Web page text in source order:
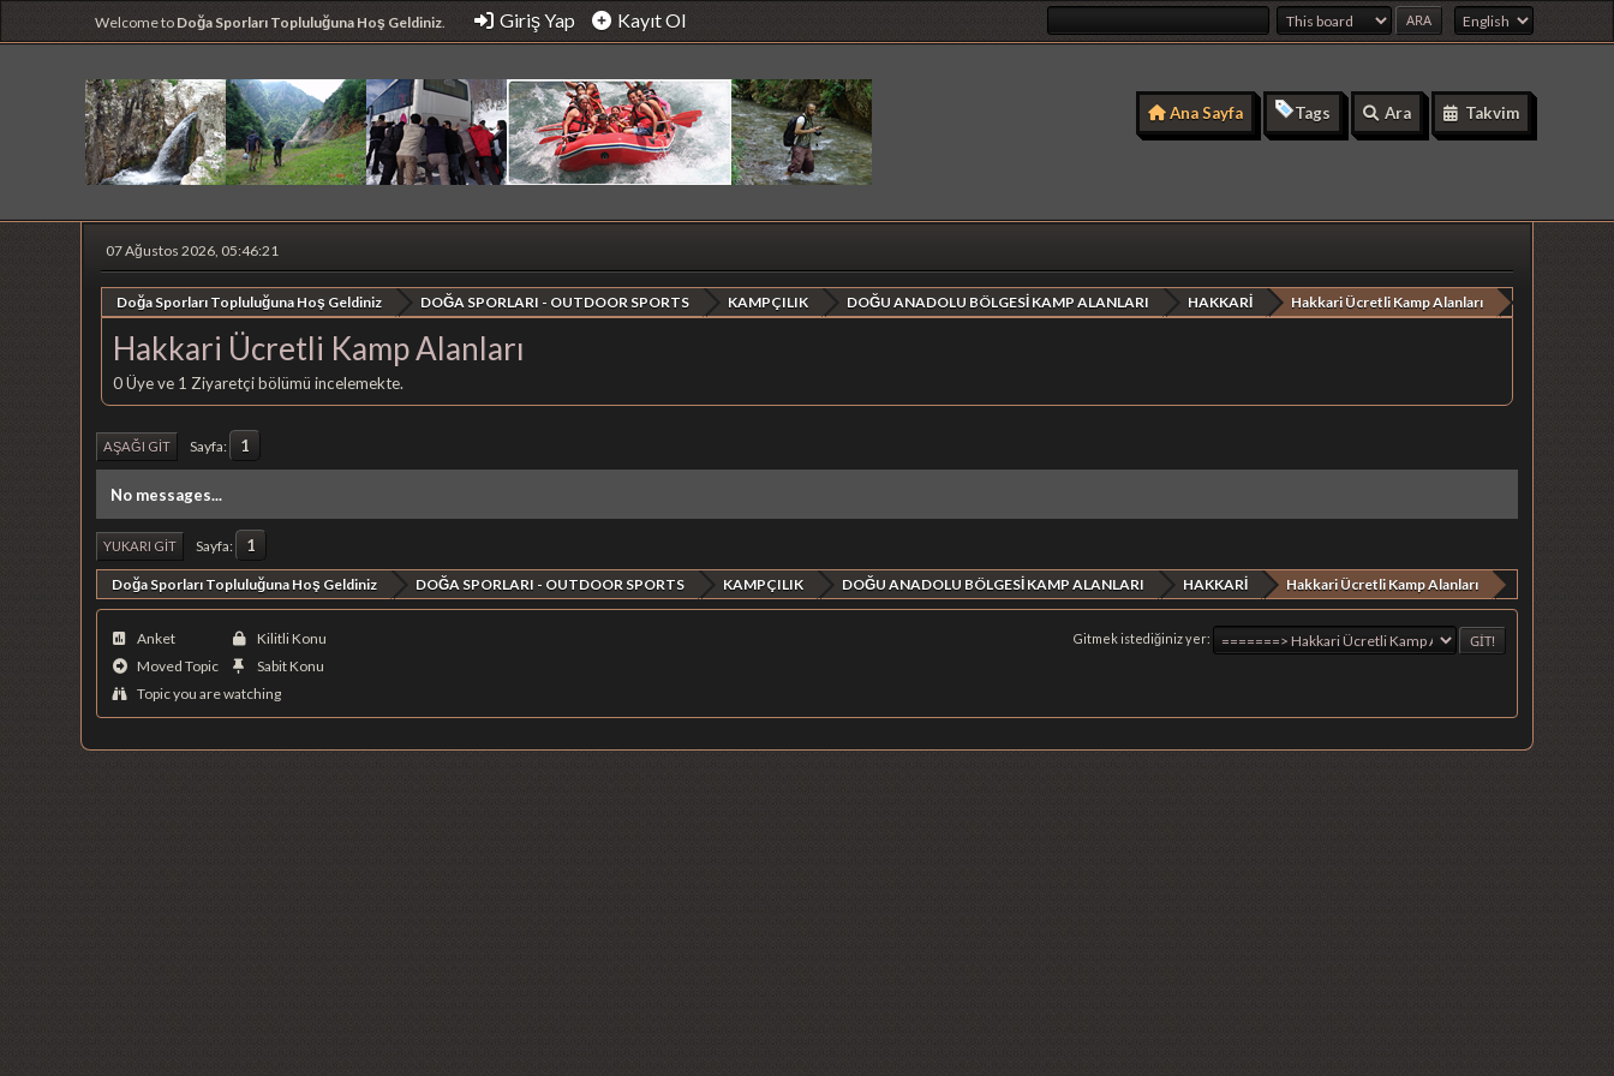
Welcome to Doğa Sporları Topluluğuna Hoş Geldiniz. Giriş Yap Kayıt Ol
Ana Sayfa Tags Ara Takvim
07 Ağustos 2026, 05:46:21
Doğa Sporları Topluluğuna Hoş Geldiniz DOĞA SPORLARI - OUTDOOR SPORTS KAMPÇILIK DOĞU ANADOLU BÖLGESİ KAMP ALANLARI HAKKARİ Hakkari Ücretli Kamp Alanları
Hakkari Ücretli Kamp Alanları
0 Üye ve 1 Ziyaretçi bölümü incelemekte.
AŞAĞI GIT Sayfa 1
No messages...
YUKARI GIT Sayfa 1
Doğa Sporları Topluluğuna Hoş Geldiniz DOĞA SPORLARI - OUTDOOR SPORTS KAMPÇILIK DOĞU ANADOLU BÖLGESİ KAMP ALANLARI HAKKARİ Hakkari Ücretli Kamp Alanları
Gitmek istediğiniz yer
Anket
Moved Topic
Kilitli Konu
Sabit Konu
Topic you are watching